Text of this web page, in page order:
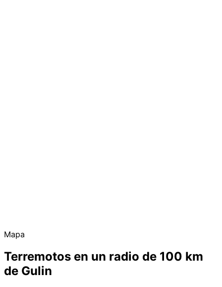
Mapa
Terremotos en un radio de 100 km
de Gulin